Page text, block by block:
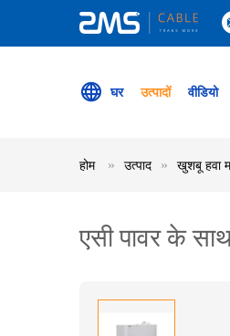
घर उत्पादों वीडियो
होम उत्पाद खुशबू हवा
एसी पावर के